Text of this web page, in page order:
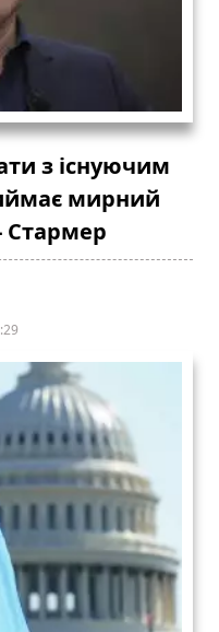
з існуючим
мирний
Стармер